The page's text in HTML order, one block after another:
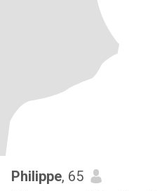
Philippe, 65